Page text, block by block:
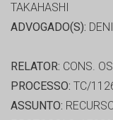
TAKAHASHI
ADVOGADO(S):
RELATOR: CONS.
PROCESSO: TC/
ASSUNTO: